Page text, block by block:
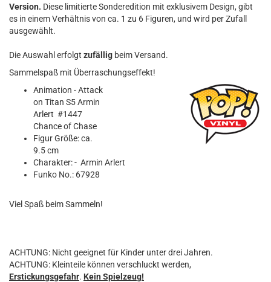
Version. Diese limitierte Sonderedition mit exklusivem Design, gibt
es in einem Verhältnis von ca. 1 zu 6 Figuren, und wird per Zufall
ausgewählt.
Die Auswahl erfolgt zufällig beim Versand.
Sammelspaß mit Überraschungseffekt!
Animation - Attack
on Titan S5 Armin
Arlert #1447
Chance of Chase
Figur Größe: ca.
9.5 cm
Charakter: - Armin Arlert
Funko No.: 67928
Viel Spaß beim Sammeln!
ACHTUNG: Nicht geeignet für Kinder unter drei Jahren.
ACHTUNG: Kleinteile können verschluckt werden,
Erstickungsgefahr. Kein Spielzeug!